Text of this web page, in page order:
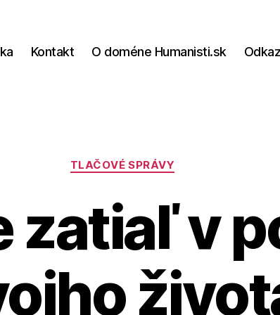
Kontakt O doméne Humanisti.sk
Kategórie
TLAČOVÉ SPRÁVY
zatiaľ v